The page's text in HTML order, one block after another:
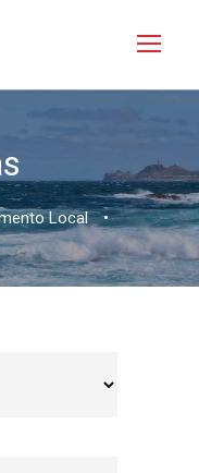
Local •